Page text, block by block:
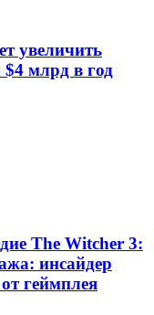
увеличить
млрд в год
The Witcher 3:
инсайдер
геймплея